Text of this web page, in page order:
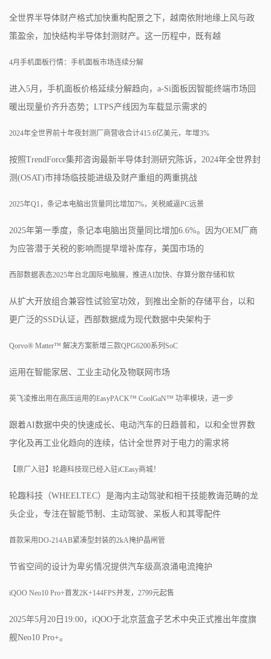
全世界半导体财产格式加快重构配景之下，越南依附地缘上风与政
策盈余，加快结构半导体封测财产。这一历程中，既有越
4月手机面板行情：手机面板市场连续分解
进入5月，手机面板价格延续分解趋向，a-Si面板因智能终端市场回
暖出现量价齐升态势；LTPS产线因为车载显示需求的
2024年全世界前十年夜封测厂商营收合计415.6亿美元，年增3%
按照TrendForce集邦咨询最新半导体封测研究陈诉，2024年全世界封
测(OSAT)市排场临技能进级及财产重组的两重挑战
2025年Q1，条记本电脑出货量同比增加7%，关税威逼PC远景
2025年第一季度，条记本电脑出货量同比增加6.6%。因为OEM厂商
为应答潜于关税的影响而提早增补库存，美国市场的
西部数据表态2025年台北国际电脑展，推进AI加快、存算分散存储和软
从扩大开放组合兼容性试验室功效，到推出全新的存储平台，以和
更广泛的SSD认证，西部数据成为现代数据中央架构于
Qorvo® Matter™ 解决方案新增三款QPG6200系列SoC
运用在智能家居、工业主动化及物联网市场
英飞凌推出用在高压运用的EasyPACK™ CoolGaN™ 功率模块，进一步
跟着AI数据中央的快速成长、电动汽车的日趋普和，以和全世界数
字化及再工业化趋向的连续，估计全世界对于电力的需求将
【原厂入驻】轮趣科技现已经入驻iCEasy商城！
轮趣科技（WHEELTEC）是海内主动驾驶和相干技能教诲范畴的龙
头企业，专注在智能节制、主动驾驶、呆板人和其零配件
首款采用DO-214AB紧凑型封装的2kA掩护晶闸管
节省空间的设计为卑劣情况提供汽车级高浪涌电流掩护
iQOO Neo10 Pro+首发2K+144FPS并发，2799元起售
2025年5月20日19:00，iQOO于北京蓝盒子艺术中央正式推出年度旗
舰Neo10 Pro+。